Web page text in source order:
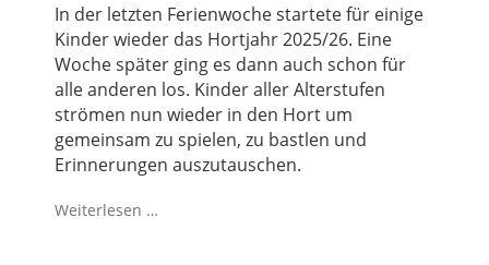
In der letzten Ferienwoche startete für einige
Kinder wieder das Hortjahr 2025/26. Eine
Woche später ging es dann auch schon für
alle anderen los. Kinder aller Alterstufen
strömen nun wieder in den Hort um
gemeinsam zu spielen, zu bastlen und
Erinnerungen auszutauschen.
Weiterlesen …